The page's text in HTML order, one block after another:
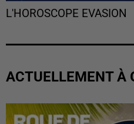
L'HOROSCOPE EVASION
ACTUELLEMENT À